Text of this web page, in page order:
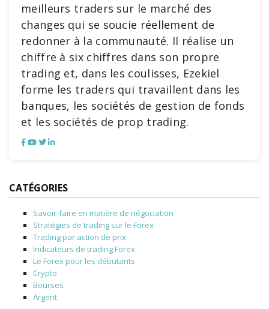
meilleurs traders sur le marché des
changes qui se soucie réellement de
redonner à la communauté. Il réalise un
chiffre à six chiffres dans son propre
trading et, dans les coulisses, Ezekiel
forme les traders qui travaillent dans les
banques, les sociétés de gestion de fonds
et les sociétés de prop trading.
CATÉGORIES
Savoir-faire en matière de négociation
Stratégies de trading sur le Forex
Trading par action de prix
Indicateurs de trading Forex
Le Forex pour les débutants
Crypto
Bourses
Argent